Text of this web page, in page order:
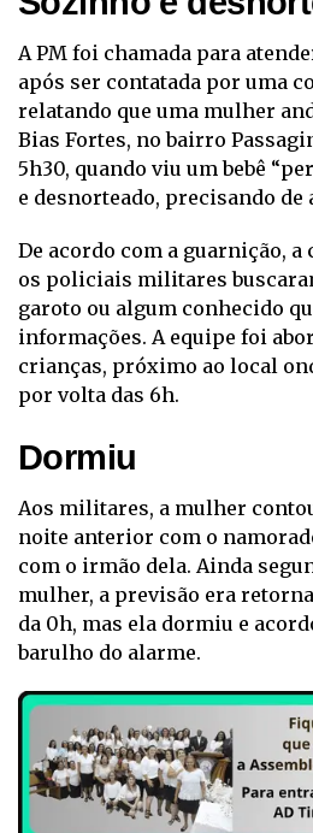
A PM foi chamada para
após ser contatada por uma
relatando que uma mulher
Bias Fortes, no bairro
5h30, quando viu um bebê
e desnorteado, precisando de
De acordo com a guarnição,
os policiais militares
garoto ou algum conhecido
informações. A equipe foi
crianças, próximo ao local
por volta das 6h.
Dormiu
Aos militares, a mulher
noite anterior com o
com o irmão dela. Ainda
mulher, a previsão era
da 0h, mas ela dormiu e
barulho do alarme.